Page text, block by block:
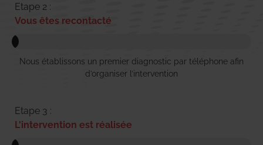
Etape 2 :
Vous êtes recontacté
Nous établissons un premier diagnostic par téléphone afin
d’organiser l’intervention
Etape 3 :
L'intervention est réalisée